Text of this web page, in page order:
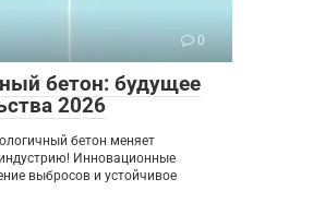
0
бетон: будущее
2026
бетон меняет
Инновационные
выбросов и устойчивое